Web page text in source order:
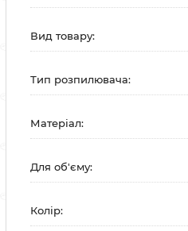
Вид товару:
Тип розпилювача:
Матеріал:
Для об'єму:
Колір: